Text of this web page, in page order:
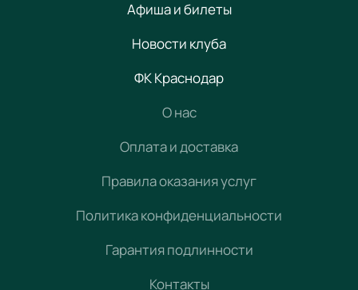
Афиша и билеты
Новости клуба
ФК Краснодар
О нас
Оплата и доставка
Правила оказания услуг
Политика конфиденциальности
Гарантия подлинности
Контакты